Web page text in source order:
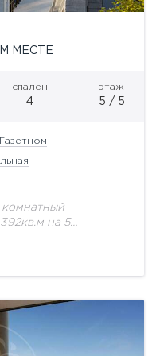
МЕСТЕ
спален
4
этаж
5 / 5
комнатный
на 5
в два